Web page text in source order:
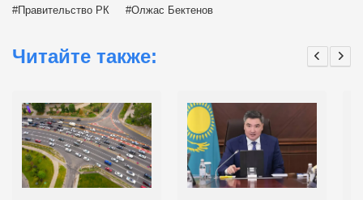
Правительство РК Олжас Бектенов
Читайте также: